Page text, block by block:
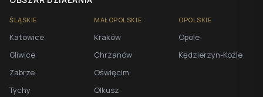
ŚLĄSKIE
Katowice
Gliwice
Zabrze
Tychy
MAŁOPOLSKIE
Kraków
Chrzanów
Oświęcim
Olkusz
OPOLSKIE
Opole
Kędzierzyn-Koźle